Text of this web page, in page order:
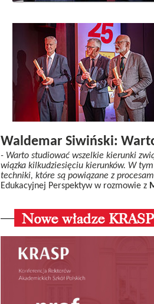
Waldemar Siwiński:
- Warto studiować wszelkie kierunki
wiązka kilkudziesięciu kierunków. W
techniki, które są powiązane z
Edukacyjnej Perspektyw w rozmowie z